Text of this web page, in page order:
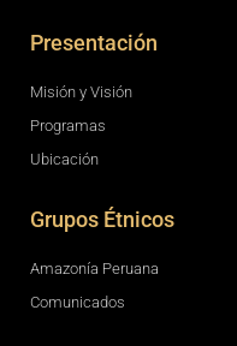
Presentación
Misión y Visión
Programas
Ubicación
Grupos Étnicos
Amazonía Peruana
Comunicados